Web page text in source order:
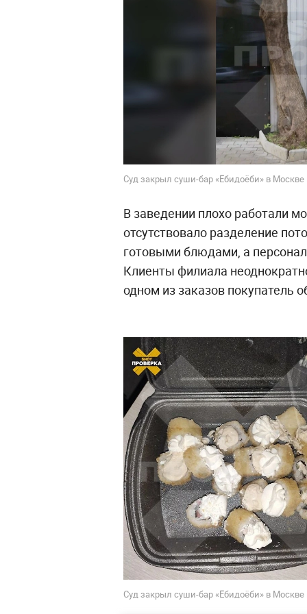
Суд закрыл суши-бар «Ёбидоёби» в
В заведении плохо работали
отсутствовало разделение
готовыми блюдами, а
Клиенты филиала
одном из заказов покупатель
Суд закрыл суши-бар «Ёбидоёби» в